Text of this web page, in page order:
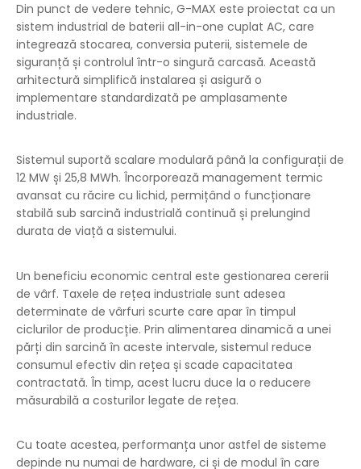
Din punct de vedere tehnic, G-MAX este proiectat ca un
sistem industrial de baterii all-in-one cuplat AC, care
integrează stocarea, conversia puterii, sistemele de
siguranță și controlul într-o singură carcasă. Această
arhitectură simplifică instalarea și asigură o
implementare standardizată pe amplasamente
industriale.
Sistemul suportă scalare modulară până la configurații de
12 MW și 25,8 MWh. Încorporează management termic
avansat cu răcire cu lichid, permițând o funcționare
stabilă sub sarcină industrială continuă și prelungind
durata de viață a sistemului.
Un beneficiu economic central este gestionarea cererii
de vârf. Taxele de rețea industriale sunt adesea
determinate de vârfuri scurte care apar în timpul
ciclurilor de producție. Prin alimentarea dinamică a unei
părți din sarcină în aceste intervale, sistemul reduce
consumul efectiv din rețea și scade capacitatea
contractată. În timp, acest lucru duce la o reducere
măsurabilă a costurilor legate de rețea.
Cu toate acestea, performanța unor astfel de sisteme
depinde nu numai de hardware, ci și de modul în care